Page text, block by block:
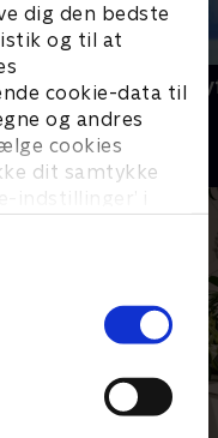
dig den bedste
og til at
cookie-data til
og andres
cookies
dit samtykke
indstillinger’ i
Mor på
Dokumentar